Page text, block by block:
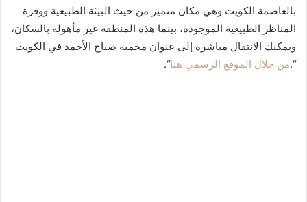
بالعاصمة الكويت وهي مكان متميز من حيث البيئة الطبيعية ووفرة
المناظر الطبيعية الموجودة، بينما هذه المنطقة غير مأهولة بالسكان،
ويمكنك الانتقال مباشرة إلى عنوان محمية صباح الأحمد في الكويت
“.من خلال الموقع الرسمي هنا“.